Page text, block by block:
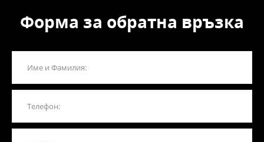
Форма за обратна връзка